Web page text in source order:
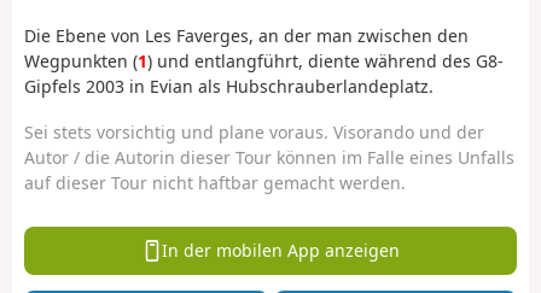
Die Ebene von Les Faverges, an der man zwischen den
Wegpunkten (1) und entlangführt, diente während des G8-
Gipfels 2003 in Evian als Hubschrauberlandeplatz.
Sei stets vorsichtig und plane voraus. Visorando und der
Autor / die Autorin dieser Tour können im Falle eines Unfalls
auf dieser Tour nicht haftbar gemacht werden.
In der mobilen App anzeigen